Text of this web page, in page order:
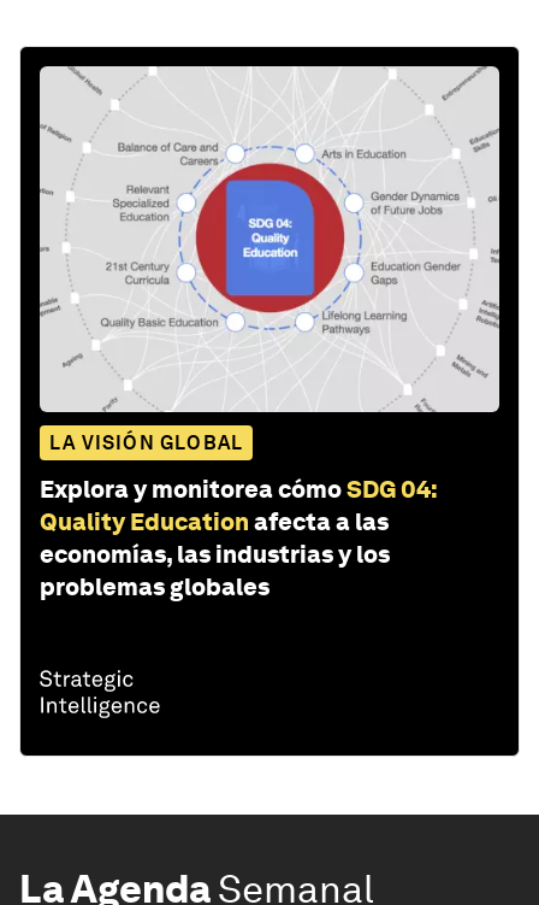
LA VISIÓN GLOBAL
Explora y monitorea cómoSDG 04:
Quality Education afecta a las
economías, las industrias y los
problemas globales
La AgendaSemanal